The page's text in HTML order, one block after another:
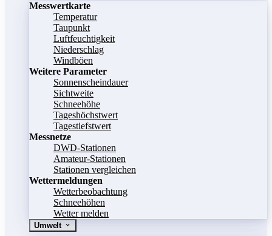
Messwertkarte
Temperatur
Taupunkt
Luftfeuchtigkeit
Niederschlag
Windböen
Weitere Parameter
Sonnenscheindauer
Sichtweite
Schneehöhe
Tageshöchstwert
Tagestiefstwert
Messnetze
DWD-Stationen
Amateur-Stationen
Stationen vergleichen
Wettermeldungen
Wetterbeobachtung
Schneehöhen
Wetter melden
Umwelt